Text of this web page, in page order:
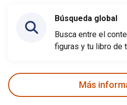
Búsqueda global
Busca entre el
figuras y tu libro de
Más